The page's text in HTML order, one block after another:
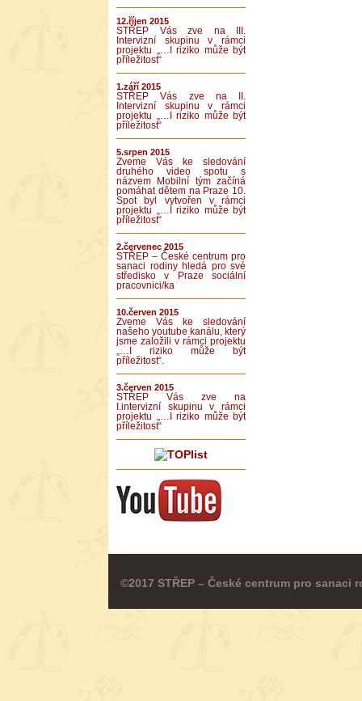
12.říjen 2015
STŘEP Vás zve na III.
Intervizní skupinu v rámci
projektu „…I riziko může být
příležitost“
1.září 2015
STŘEP Vás zve na II.
Intervizní skupinu v rámci
projektu „…I riziko může být
příležitost“
5.srpen 2015
Zveme Vás ke sledování
druhého video spotu s
názvem Mobilní tým začíná
pomáhat dětem na Praze 10.
Spot byl vytvořen v rámci
projektu „…I riziko může být
příležitost“
2.červenec 2015
STŘEP – České centrum pro
sanaci rodiny hledá pro své
středisko v Praze sociální
pracovnici/ka
10.červen 2015
Zveme Vás ke sledování
našeho youtube kanálu, který
jsme založili v rámci projektu
„…I riziko může být
příležitost“.
3.červen 2015
STŘEP Vás zve na
I.intervizní skupinu v rámci
projektu „…I riziko může být
příležitost“
©2017 STŘEP – České centrum pro sanaci